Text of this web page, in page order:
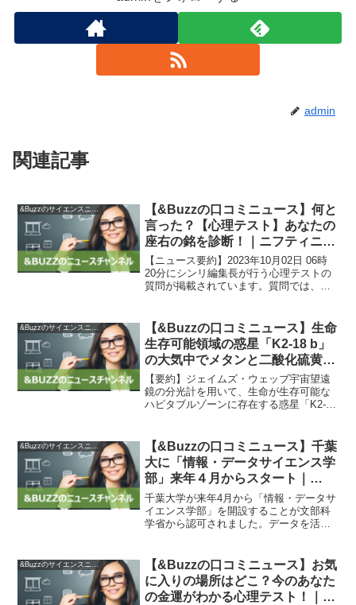
admin
関連記事
&Buzzのサイエンスニュース
【&Buzzの口コミニュース】何と
言った？【心理テスト】あなたの
座右の銘を診断！｜ニフティニュ
ース
【ニュース要約】2023年10月02日 06時
20分にシンリ編集長が行う心理テストの
質問が掲載されています。質問では、近
た後に「だって○○から」と言った場合、
子どもは何...
&Buzzのサイエンスニュース
【&Buzzの口コミニュース】生命
生存可能領域の惑星「K2-18 b」
の大気中でメタンと二酸化硫黄が
発見され海の存在可能性が濃厚
に、地球では生物由来のものしか
存在しない硫化ジメチルも検出さ
【要約】ジェイムズ・ウェッブ宇宙望遠
鏡の分光計を用いて、生命が生存可能な
ハビタブルゾーンに存在する惑星「K2-18
れ、アンモニアはわずかしか存在しない
ことが明らかにな...
&Buzzのサイエンスニュース
【&Buzzの口コミニュース】千葉
大に「情報・データサイエンス学
部」来年４月からスタート｜
NHK 千葉県のニュース
千葉大学が来年4月から「情報・データサ
イエンス学部」を開設することが文部科
学省から認可されました。データを活用
部と大学院の情報・データサイエンス学
府が設置されます。学部...
&Buzzのサイエンスニュース
【&Buzzの口コミニュース】お気
に入りの場所はどこ？今のあなた
の金運がわかる心理テスト！｜ニ